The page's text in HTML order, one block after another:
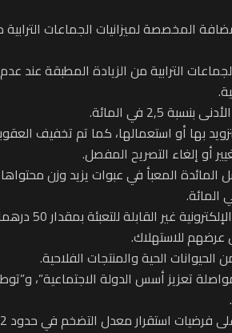
التعديلات الواردة على مشروع قانون المالية لسنة 2025 نصت على استثناء الجماعات الترابية من الزيادة
في المائة.
بها أو استعمالها، كما تم تخفيف
أو إلغاء التصريح المفصل.
وبالنسبة للضريبة على الاستهلاك، أفاد السيد
عرضهم للاستهلاك.
السيد لقجع أن الحكومة تسعى من خلال التوجهات العامة لمشروع قانون المالية 2025 إلى “مواصلة تعزيز أسس الدولة